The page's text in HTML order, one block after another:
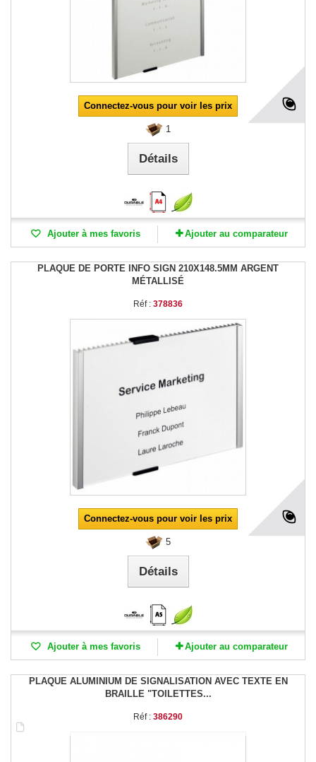
Connectez-vous pour voir les prix
1
Détails
Ajouter à mes favoris Ajouter au comparateur
PLAQUE DE PORTE INFO SIGN 210X148.5MM ARGENT
MÉTALLISÉ
Réf : 378836
Connectez-vous pour voir les prix
5
Détails
Ajouter à mes favoris Ajouter au comparateur
PLAQUE ALUMINIUM DE SIGNALISATION AVEC TEXTE EN
BRAILLE "TOILETTES...
Réf : 386290